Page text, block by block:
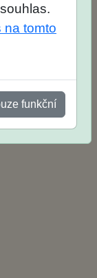
na tomto
funkční